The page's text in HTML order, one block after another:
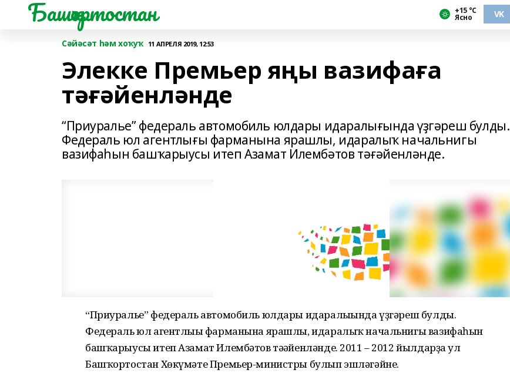
Башҡортостан +15 °С
Ясно VK
Сәйәсәт һәм хоҡуҡ 11 АПРЕЛЯ 2019, 12:53
Элекке Премьер яңы вазифаға
тәғәйенләнде
“Приуралье” федераль автомобиль юлдары идаралығында үҙгәреш булды.
Федераль юл агентлығы фарманына ярашлы, идаралыҡ начальнигы
вазифаһын башҡарыусы итеп Азамат Илембәтов тәғәйенләнде.
“Приуралье” федераль автомобиль юлдары идаралығында үҙгәреш булды.
Федераль юл агентлығы фарманына ярашлы, идаралыҡ начальнигы вазифаһын
башҡарыусы итеп Азамат Илембәтов тәғәйенләнде. 2011 – 2012 йылдарҙа ул
Башҡортостан Хөкүмәте Премьер-министры булып эшләгәйне.